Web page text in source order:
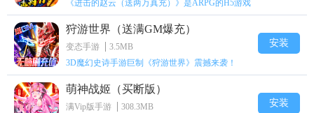
《进击的赵云（送两万真充）》是ARPG的H5游戏
狩游世界（送满GM爆充）
变态手游
3.5MB
3D魔幻史诗手游巨制《狩游世界》震撼来袭！
安装
萌神战姬（买断版）
满Vip版手游 308.3MB 安装